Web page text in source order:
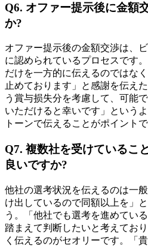
Q6. オファー提示後に金額
か?
オファー提示後の金額交渉は、
に認められているプロセスです
だけを一方的に伝えるのではな
止めております」と感謝を伝え
う賞与损失分を考慮して、可能
いただけると幸いです」という
トーンで伝えることがポイントで
Q7. 複数社を受けているこ
良いですか?
他社の選考状況を伝えるのは一
け出しているので同額以上を」
う。「他社でも選考を進めてい
踏まえて判断したいと考えてお
く伝えるのがセオリーです。「